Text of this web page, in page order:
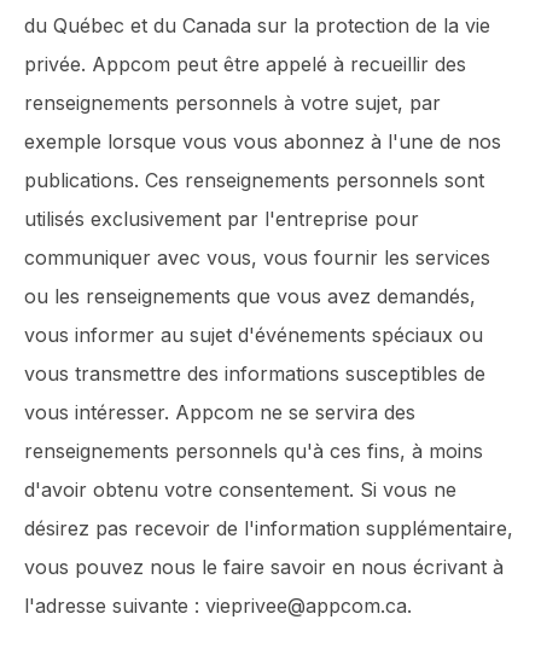
du Québec et du Canada sur la protection de la vie
privée. Appcom peut être appelé à recueillir des
renseignements personnels à votre sujet, par
exemple lorsque vous vous abonnez à l'une de nos
publications. Ces renseignements personnels sont
utilisés exclusivement par l'entreprise pour
communiquer avec vous, vous fournir les services
ou les renseignements que vous avez demandés,
vous informer au sujet d'événements spéciaux ou
vous transmettre des informations susceptibles de
vous intéresser. Appcom ne se servira des
renseignements personnels qu'à ces fins, à moins
d'avoir obtenu votre consentement. Si vous ne
désirez pas recevoir de l'information supplémentaire,
vous pouvez nous le faire savoir en nous écrivant à
l'adresse suivante : vieprivee@appcom.ca.